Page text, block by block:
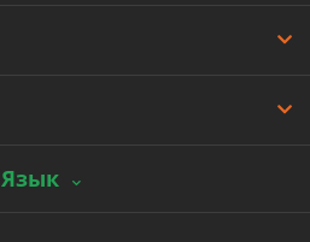
Язык